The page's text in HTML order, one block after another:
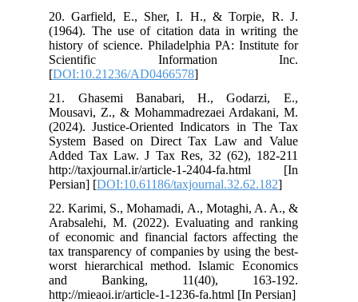
20. Garfield, E., Sher, I. H., & Torpie, R. J.
(1964). The use of citation data in writing the
history of science. Philadelphia PA: Institute for
Scientific Information Inc.
[DOI:10.21236/AD0466578
21. Ghasemi Banabari, H., Godarzi, E.,
Mousavi, Z., & Mohammadrezaei Ardakani, M.
(2024). Justice-Oriented Indicators in The Tax
System Based on Direct Tax Law and Value
Added Tax Law. J Tax Res, 32 (62), 182-211
http://taxjournal.ir/article-1-2404-fa.html [In
Persian] [DOI:10.61186/taxjournal.32.62.182
22. Karimi, S., Mohamadi, A., Motaghi, A. A., &
Arabsalehi, M. (2022). Evaluating and ranking
of economic and financial factors affecting the
tax transparency of companies by using the best-
worst hierarchical method. Islamic Economics
and Banking, 11(40), 163-192.
http://mieaoi.ir/article-1-1236-fa.html [In Persian]